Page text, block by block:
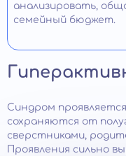
анализировать,
семейный бюджет.
Синдром
сохраняются от
сверстниками,
Проявления сильно